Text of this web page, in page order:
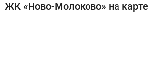
ЖК «Ново-Молоково» на карте